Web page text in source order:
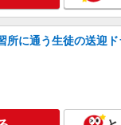
事務！同業務の仲間
時給1500円
愛知県名古屋市中川区
田駅 ≪車通勤可≫ ＜無
所に通う生徒の送迎ド